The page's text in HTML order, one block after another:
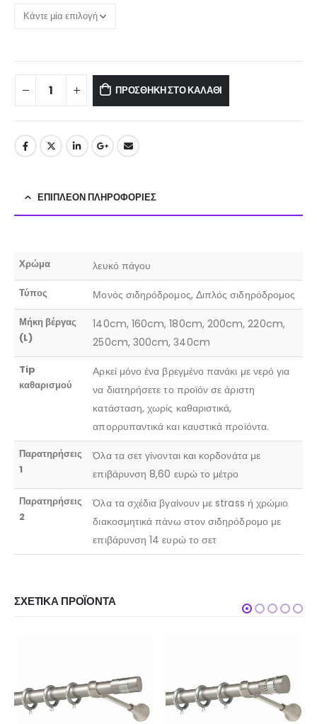
ΠΡΟΣΘΉΚΗ ΣΤΟ ΚΑΛΆΘΙ
ΕΠΙΠΛΈΟΝ ΠΛΗΡΟΦΟΡΊΕΣ
Χρώμα λευκό πάγου
Τύπος Μονός σιδηρόδρομος, Διπλός σιδηρόδρομος
Μήκη βέργας
(L)
140cm, 160cm, 180cm, 200cm, 220cm,
250cm, 300cm, 340cm
Tip
καθαρισμού
Αρκεί μόνο ένα βρεγμένο πανάκι με νερό για
να διατηρήσετε το προϊόν σε άριστη
κατάσταση, χωρίς καθαριστικά,
απορρυπαντικά και καυστικά προϊόντα.
Παρατηρήσεις
1
Όλα τα σετ γίνονται και κορδονάτα με
επιβάρυνση 8,60 ευρώ το μέτρο
Παρατηρήσεις
2
Όλα τα σχέδια βγαίνουν με strass ή χρώμιο
διακοσμητικά πάνω στον σιδηρόδρομο με
επιβάρυνση 14 ευρώ το σετ
ΣΧΕΤΙΚΆ ΠΡΟΪΌΝΤΑ